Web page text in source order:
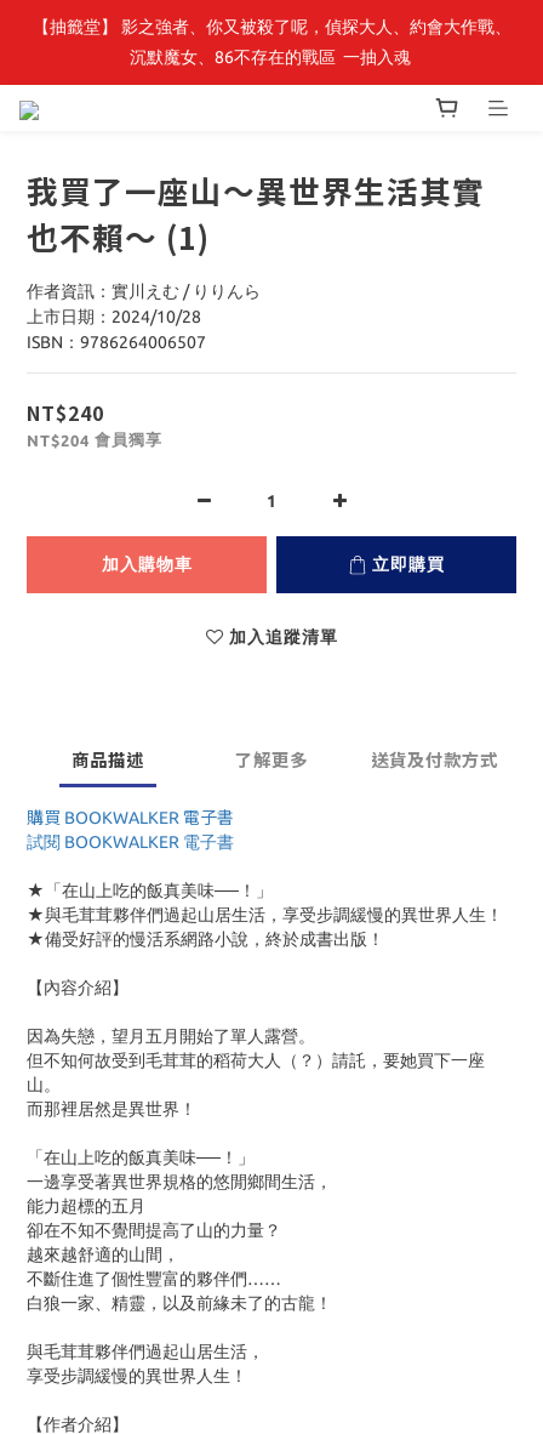
【轉生史萊姆】系列書展🌟系列小說 79 折，滿$389送「完節紀念
明信片組」
【抽籤堂】 影之強者、你又被殺了呢，偵探大人、約會大作戰、
沉默魔女、86不存在的戰區  一抽入魂
【轉生史萊姆】系列書展🌟系列小說 79 折，滿$389送「完節紀念
我買了一座山～異世界生活其實
也不賴～ (1)
作者資訊：實川えむ / りりんら
上市日期：2024/10/28
ISBN：9786264006507
NT$240
NT$204 會員獨享
加入購物車 立即購買
加入追蹤清單
商品描述 了解更多 送貨及付款方式
購買 BOOKWALKER 電子書
試閱 BOOKWALKER 電子書
★「在山上吃的飯真美味──！」
★與毛茸茸夥伴們過起山居生活，享受步調緩慢的異世界人生！
★備受好評的慢活系網路小說，終於成書出版！
【內容介紹】
因為失戀，望月五月開始了單人露營。
但不知何故受到毛茸茸的稻荷大人（？）請託，要她買下一座
山。
而那裡居然是異世界！
「在山上吃的飯真美味──！」
一邊享受著異世界規格的悠閒鄉間生活，
能力超標的五月
卻在不知不覺間提高了山的力量？
越來越舒適的山間，
不斷住進了個性豐富的夥伴們……
白狼一家、精靈，以及前緣未了的古龍！
與毛茸茸夥伴們過起山居生活，
享受步調緩慢的異世界人生！
【作者介紹】